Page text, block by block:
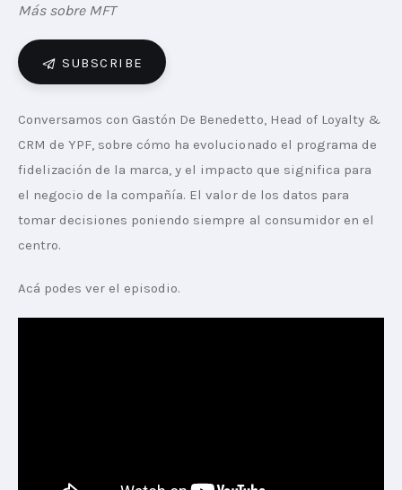
Más sobre MFT
SUBSCRIBE
Conversamos con Gastón De Benedetto, Head of Loyalty &
CRM de YPF, sobre cómo ha evolucionado el programa de
fidelización de la marca, y el impacto que significa para
el negocio de la compañía. El valor de los datos para
tomar decisiones poniendo siempre al consumidor en el
centro.
Acá podes ver el episodio.